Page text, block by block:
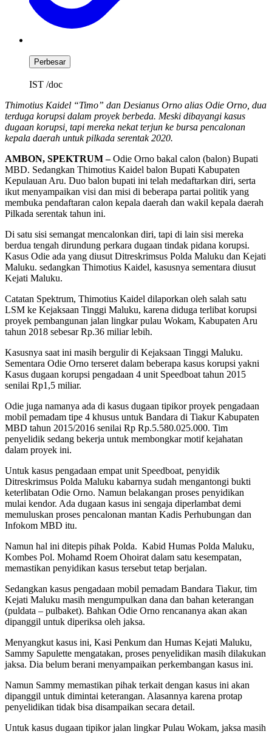
Perbesar
IST /doc
Thimotius Kaidel “Timo” dan Desianus Orno alias Odie Orno, dua
terduga korupsi dalam proyek berbeda. Meski dibayangi kasus
dugaan korupsi, tapi mereka nekat terjun ke bursa pencalonan
kepala daerah untuk pilkada serentak 2020.
AMBON, SPEKTRUM –Odie Orno bakal calon (balon) Bupati
MBD. Sedangkan Thimotius Kaidel balon Bupati Kabupaten
Kepulauan Aru. Duo balon bupati ini telah medaftarkan diri, serta
ikut menyampaikan visi dan misi di beberapa partai politik yang
membuka pendaftaran calon kepala daerah dan wakil kepala daerah
Pilkada serentak tahun ini.
Di satu sisi semangat mencalonkan diri, tapi di lain sisi mereka
berdua tengah dirundung perkara dugaan tindak pidana korupsi.
Kasus Odie ada yang diusut Ditreskrimsus Polda Maluku dan Kejati
Maluku. sedangkan Thimotius Kaidel, kasusnya sementara diusut
Kejati Maluku.
Catatan Spektrum, Thimotius Kaidel dilaporkan oleh salah satu
LSM ke Kejaksaan Tinggi Maluku, karena diduga terlibat korupsi
proyek pembangunan jalan lingkar pulau Wokam, Kabupaten Aru
tahun 2018 sebesar Rp.36 miliar lebih.
Kasusnya saat ini masih bergulir di Kejaksaan Tinggi Maluku.
Sementara Odie Orno terseret dalam beberapa kasus korupsi yakni
Kasus dugaan korupsi pengadaan 4 unit Speedboat tahun 2015
senilai Rp1,5 miliar.
Odie juga namanya ada di kasus dugaan tipikor proyek pengadaan
mobil pemadam tipe 4 khusus untuk Bandara di Tiakur Kabupaten
MBD tahun 2015/2016 senilai Rp Rp.5.580.025.000. Tim
penyelidik sedang bekerja untuk membongkar motif kejahatan
dalam proyek ini.
Untuk kasus pengadaan empat unit Speedboat, penyidik
Ditreskrimsus Polda Maluku kabarnya sudah mengantongi bukti
keterlibatan Odie Orno. Namun belakangan proses penyidikan
mulai kendor. Ada dugaan kasus ini sengaja diperlambat demi
memuluskan proses pencalonan mantan Kadis Perhubungan dan
Infokom MBD itu.
Namun hal ini ditepis pihak Polda. Kabid Humas Polda Maluku,
Kombes Pol. Mohamd Roem Ohoirat dalam satu kesempatan,
memastikan penyidikan kasus tersebut tetap berjalan.
Sedangkan kasus pengadaan mobil pemadam Bandara Tiakur, tim
Kejati Maluku masih mengumpulkan dana dan bahan keterangan
(puldata – pulbaket). Bahkan Odie Orno rencananya akan akan
dipanggil untuk diperiksa oleh jaksa.
Menyangkut kasus ini, Kasi Penkum dan Humas Kejati Maluku,
Sammy Sapulette mengatakan, proses penyelidikan masih dilakukan
jaksa. Dia belum berani menyampaikan perkembangan kasus ini.
Namun Sammy memastikan pihak terkait dengan kasus ini akan
dipanggil untuk dimintai keterangan. Alasannya karena protap
penyelidikan tidak bisa disampaikan secara detail.
Untuk kasus dugaan tipikor jalan lingkar Pulau Wokam, jaksa masih